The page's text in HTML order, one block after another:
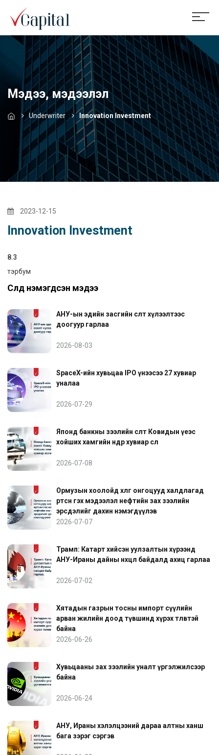
Мэдээ, мэдээлэл
Underwriter Innovation Investment
2023-12-15
Innovation Investment
8.3
тэрбум
Сүүлд нэмэгдсэн мэдээ
АНУ-ын эдийн засгийн өсөлт хүлээлтээс
доогуур гарлаа
2026-08-03
SpaceX-ийн хувьцаа IPO үнээсээ 27 хувиар
уналаа
2026-07-29
Японд банкны зээлийн өсөлт Ковидын үеэс
хойших хамгийн өндөр хувиар өслөө
2026-07-08
Ормузын хоолойд хөлөг онгоцууд халдлагад
өртсөн гэх мэдээлэл нефтийн зах зээлийн
эрсдэлийг дахин нэмэгдүүлэв
2026-07-07
Трамп: Катарт хийсэн уулзалтын хүрээнд
АНУ-Ираны дайны нөхцөл байдалд ахиц гарлаа
2026-07-02
Хятадын газрын тосны импорт сүүлийн
арван жилийн доод түвшинд хүрэх төлөвтэй
байна
2026-06-26
Хувьцааны зах зээлийн уналт үргэлжилсээр
байна
2026-06-24
АНУ, Ираны хэлэлцээний дараа алтны ханш
бага зэрэг сэргэв